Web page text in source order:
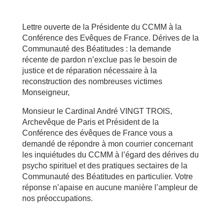
Lettre ouverte de la Présidente du CCMM à la
Conférence des Evêques de France. Dérives de la
Communauté des Béatitudes : la demande
récente de pardon n’exclue pas le besoin de
justice et de réparation nécessaire à la
reconstruction des nombreuses victimes
Monseigneur,
Monsieur le Cardinal André VINGT TROIS,
Archevêque de Paris et Président de la
Conférence des évêques de France vous a
demandé de répondre à mon courrier concernant
les inquiétudes du CCMM à l’égard des dérives du
psycho spirituel et des pratiques sectaires de la
Communauté des Béatitudes en particulier. Votre
réponse n’apaise en aucune manière l’ampleur de
nos préoccupations.